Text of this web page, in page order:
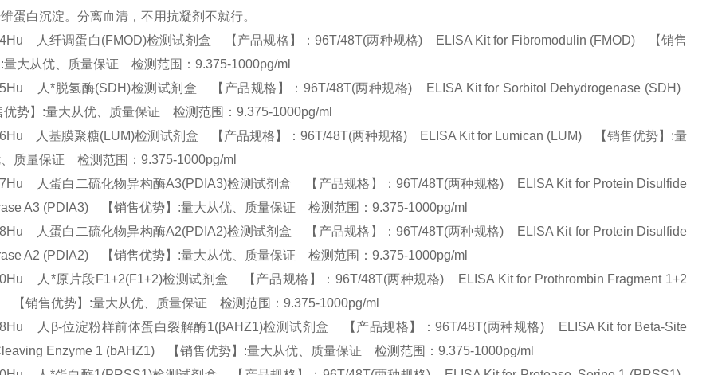
蛋白沉淀。分离血清，不用抗凝剂不就行。
人纤调蛋白(FMOD)检测试剂盒 【产品规格】：96T/48T(两种规格) ELISA Kit for Fibromodulin (FMOD) 【销售
量大从优、质量保证 检测范围：9.375-1000pg/ml
人*脱氢酶(SDH)检测试剂盒 【产品规格】：96T/48T(两种规格) ELISA Kit for Sorbitol Dehydrogenase (SDH)
势】:量大从优、质量保证 检测范围：9.375-1000pg/ml
人基膜聚糖(LUM)检测试剂盒 【产品规格】：96T/48T(两种规格) ELISA Kit for Lumican (LUM) 【销售优势】:量
、质量保证 检测范围：9.375-1000pg/ml
人蛋白二硫化物异构酶A3(PDIA3)检测试剂盒 【产品规格】：96T/48T(两种规格) ELISA Kit for Protein Disulfide
A3 (PDIA3) 【销售优势】:量大从优、质量保证 检测范围：9.375-1000pg/ml
人蛋白二硫化物异构酶A2(PDIA2)检测试剂盒 【产品规格】：96T/48T(两种规格) ELISA Kit for Protein Disulfide
A2 (PDIA2) 【销售优势】:量大从优、质量保证 检测范围：9.375-1000pg/ml
人*原片段F1+2(F1+2)检测试剂盒 【产品规格】：96T/48T(两种规格) ELISA Kit for Prothrombin Fragment 1+2
【销售优势】:量大从优、质量保证 检测范围：9.375-1000pg/ml
人β-位淀粉样前体蛋白裂解酶1(βAHZ1)检测试剂盒 【产品规格】：96T/48T(两种规格) ELISA Kit for Beta-Site
Enzyme 1 (bAHZ1) 【销售优势】:量大从优、质量保证 检测范围：9.375-1000pg/ml